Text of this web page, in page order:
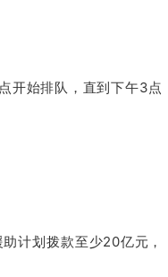
开始排队，直到下午3点
计划拨款至少20亿元，